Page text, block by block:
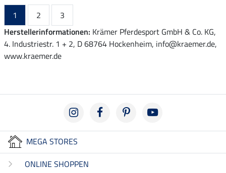
1 2
3
Herstellerinformationen: Krämer Pferdesport GmbH & Co. KG,
4. Industriestr. 1 + 2, D 68764 Hockenheim, info@kraemer.de,
www.kraemer.de
MEGA STORES
ONLINE SHOPPEN